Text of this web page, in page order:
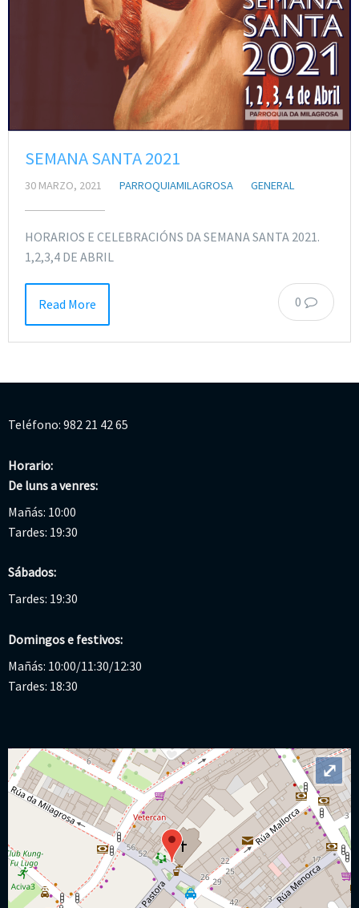
SEMANA SANTA 2021
30 MARZO, 2021 PARROQUIAMILAGROSA GENERAL
HORARIOS E CELEBRACIÓNS DA SEMANA SANTA 2021.
1,2,3,4 DE ABRIL
0
Read More
Teléfono: 982 21 42 65
Horario:
De luns a venres:
Mañás: 10:00
Tardes: 19:30
Sábados:
Tardes: 19:30
Domingos e festivos:
Mañás: 10:00/11:30/12:30
Tardes: 18:30
⤢